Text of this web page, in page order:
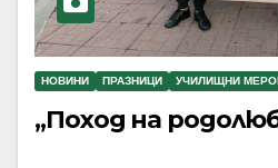
НОВИНИ ПРАЗНИЦИ УЧИЛИЩНИ
„Поход на